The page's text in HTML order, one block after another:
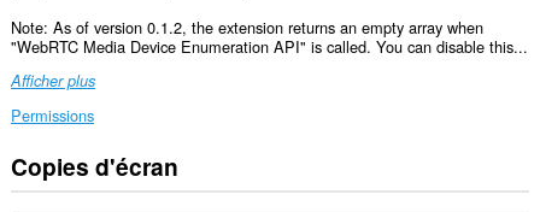
Note: As of version 0.1.2, the extension returns an empty array when
"WebRTC Media Device Enumeration API" is called. You can disable this...
Afficher plus
Permissions
Cette
extension
Copies d'écran